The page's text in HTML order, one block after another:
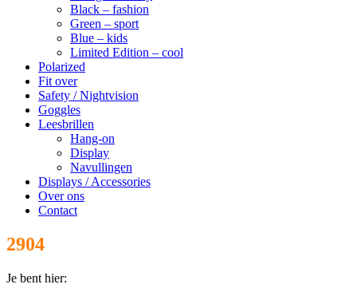
Black – fashion
Green – sport
Blue – kids
Limited Edition – cool
Polarized
Fit over
Safety / Nightvision
Goggles
Leesbrillen
Hang-on
Display
Navullingen
Displays / Accessories
Over ons
Contact
2904
Je bent hier: